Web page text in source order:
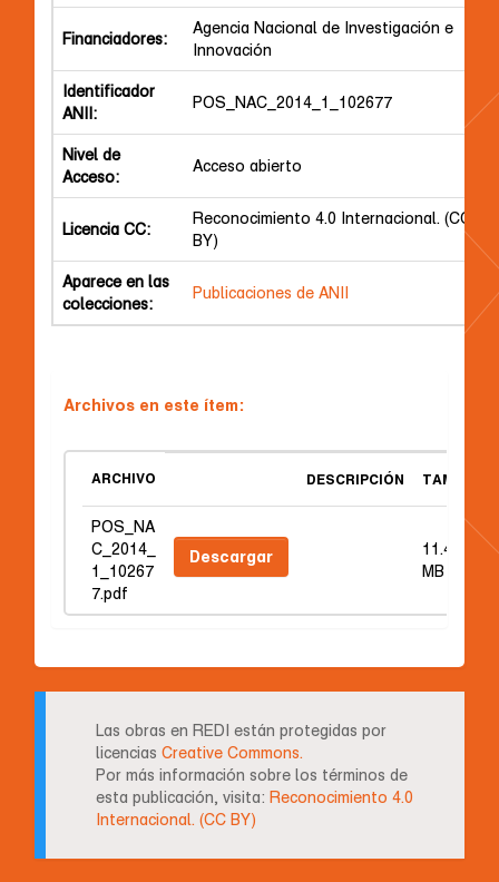
Financiadores:
Agencia Nacional de Investigación e
Innovación
Identificador
ANII:
POS_NAC_2014_1_102677
Nivel de
Acceso:
Acceso abierto
Licencia CC:
Reconocimiento 4.0 Internacional. (CC
BY)
Aparece en las
colecciones:
Publicaciones de ANII
Archivos en este ítem:
ARCHIVO DESCRIPCIÓN TAMAÑO
POS_NA
C_2014_
1_10267
7.pdf
Descargar
11.43
MB
Las obras en REDI están protegidas por
licencias Creative Commons.
Por más información sobre los términos de
esta publicación, visita: Reconocimiento 4.0
Internacional. (CC BY)